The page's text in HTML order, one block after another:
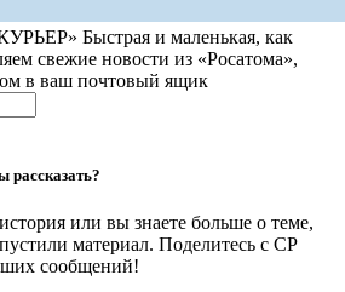
Быстрая и маленькая, как
свежие новости из «Росатома»,
в ваш почтовый ящик
рассказать?
или вы знаете больше о теме,
материал. Поделитесь с СР
сообщений!